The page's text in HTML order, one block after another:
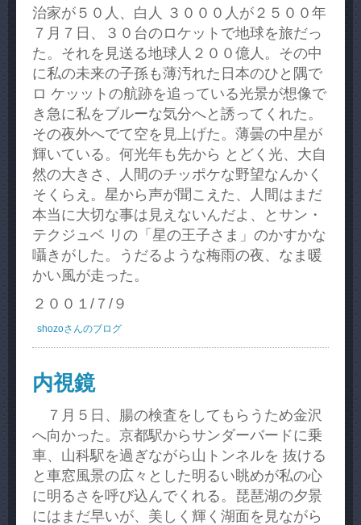
治家が５０人、白人 ３０００人が２５００年
７月７日、３０台のロケットで地球を旅だっ
た。それを見送る地球人２００億人。その中
に私の未来の子孫も薄汚れた日本のひと隅で
ロ ケッットの航跡を追っている光景が想像で
き急に私をブルーな気分へと誘ってくれた。
その夜外へでて空を見上げた。薄曇の中星が
輝いている。何光年も先から とどく光、大自
然の大きさ、人間のチッポケな野望なんかく
そくらえ。星から声が聞こえた、人間はまだ
本当に大切な事は見えないんだよ、とサン・
テクジュベ リの「星の王子さま」のかすかな
囁きがした。うだるような梅雨の夜、なま暖
かい風が走った。
２００１/７/９
shozoさんのブログ
内視鏡
７月５日、腸の検査をしてもらうため金沢
へ向かった。京都駅からサンダーバードに乗
車、山科駅を過ぎながら山トンネルを 抜ける
と車窓風景の広々とした明るい眺めが私の心
に明るさを呼び込んでくれる。琵琶湖の夕景
にはまだ早いが、美しく輝く湖面を見ながら